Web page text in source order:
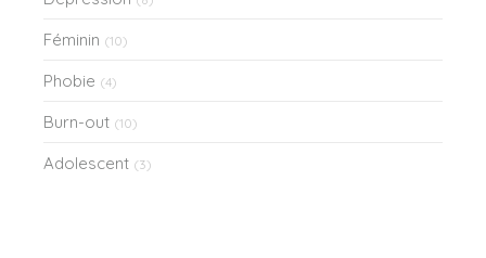
Féminin (10)
Phobie (4)
Burn-out (10)
Adolescent (3)